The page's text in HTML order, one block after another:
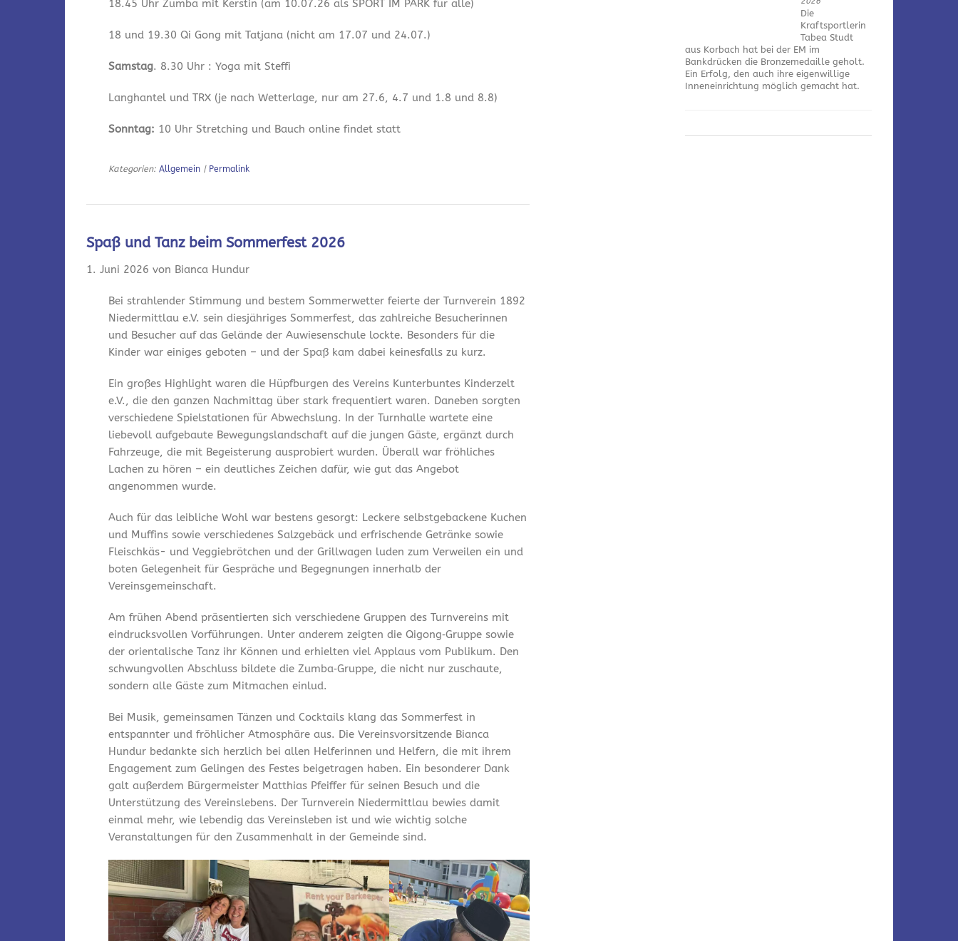
18.45 Uhr Zumba mit Kerstin (am 10.07.26 als SPORT IM PARK für alle)
18 und 19.30 Qi Gong mit Tatjana (nicht am 17.07 und 24.07.)
Samstag. 8.30 Uhr : Yoga mit Steffi
Langhantel und TRX (je nach Wetterlage, nur am 27.6, 4.7 und 1.8 und 8.8)
Sonntag: 10 Uhr Stretching und Bauch online findet statt
Kategorien:Allgemein | Permalink
Spaß und Tanz beim Sommerfest 2026
1. Juni 2026 von Bianca Hundur
Bei strahlender Stimmung und bestem Sommerwetter feierte der Turnverein 1892
Niedermittlau e.V. sein diesjähriges Sommerfest, das zahlreiche Besucherinnen
und Besucher auf das Gelände der Auwiesenschule lockte. Besonders für die
Kinder war einiges geboten – und der Spaß kam dabei keinesfalls zu kurz.
Ein großes Highlight waren die Hüpfburgen des Vereins Kunterbuntes Kinderzelt
e.V., die den ganzen Nachmittag über stark frequentiert waren. Daneben sorgten
verschiedene Spielstationen für Abwechslung. In der Turnhalle wartete eine
liebevoll aufgebaute Bewegungslandschaft auf die jungen Gäste, ergänzt durch
Fahrzeuge, die mit Begeisterung ausprobiert wurden. Überall war fröhliches
Lachen zu hören – ein deutliches Zeichen dafür, wie gut das Angebot
angenommen wurde.
Auch für das leibliche Wohl war bestens gesorgt: Leckere selbstgebackene Kuchen
und Muffins sowie verschiedenes Salzgebäck und erfrischende Getränke sowie
Fleischkäs- und Veggiebrötchen und der Grillwagen luden zum Verweilen ein und
boten Gelegenheit für Gespräche und Begegnungen innerhalb der
Vereinsgemeinschaft.
Am frühen Abend präsentierten sich verschiedene Gruppen des Turnvereins mit
eindrucksvollen Vorführungen. Unter anderem zeigten die Qigong‑Gruppe sowie
der orientalische Tanz ihr Können und erhielten viel Applaus vom Publikum. Den
schwungvollen Abschluss bildete die Zumba‑Gruppe, die nicht nur zuschaute,
sondern alle Gäste zum Mitmachen einlud.
Bei Musik, gemeinsamen Tänzen und Cocktails klang das Sommerfest in
entspannter und fröhlicher Atmosphäre aus. Die Vereinsvorsitzende Bianca
Hundur bedankte sich herzlich bei allen Helferinnen und Helfern, die mit ihrem
Engagement zum Gelingen des Festes beigetragen haben. Ein besonderer Dank
galt außerdem Bürgermeister Matthias Pfeiffer für seinen Besuch und die
Unterstützung des Vereinslebens. Der Turnverein Niedermittlau bewies damit
einmal mehr, wie lebendig das Vereinsleben ist und wie wichtig solche
Veranstaltungen für den Zusammenhalt in der Gemeinde sind.
Die
Kraftsportlerin
Tabea Studt
aus Korbach hat bei der EM im
Bankdrücken die Bronzemedaille geholt.
Ein Erfolg, den auch ihre eigenwillige
Inneneinrichtung möglich gemacht hat.